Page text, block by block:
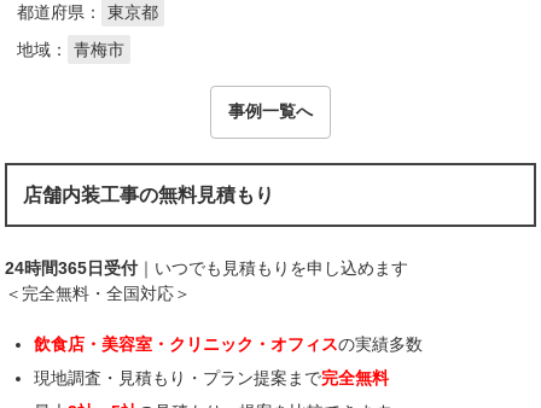
都道府県：
東京都
地域：
青梅市
事例一覧へ
店舗内装工事の無料見積もり
24時間365日受付 ｜いつでも見積もりを申し込めます
＜完全無料・全国対応＞
飲食店・美容室・クリニック・オフィスの実績多数
現地調査・見積もり・プラン提案まで完全無料